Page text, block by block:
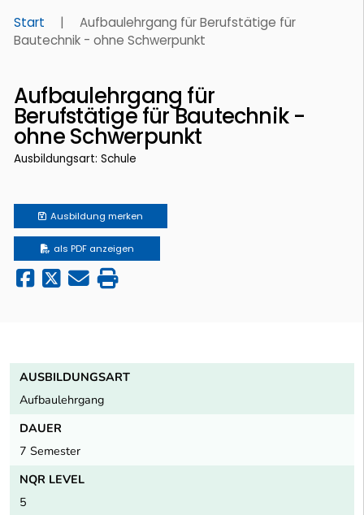
Start |
Aufbaulehrgang für Berufstätige für
Bautechnik - ohne Schwerpunkt
Aufbaulehrgang für
Berufstätige für Bautechnik -
ohne Schwerpunkt
Ausbildungsart: Schule
Ausbildung merken
als PDF anzeigen
AUSBILDUNGSART
Aufbaulehrgang
DAUER
7 Semester
NQR LEVEL
5